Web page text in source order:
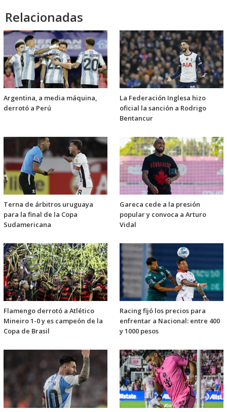
Relacionadas
Argentina, a media máquina,
derrotó a Perú
La Federación Inglesa hizo
oficial la sanción a Rodrigo
Bentancur
Terna de árbitros uruguaya
para la final de la Copa
Sudamericana
Gareca cede a la presión
popular y convoca a Arturo
Vidal
Flamengo derrotó a Atlético
Mineiro 1-0 y es campeón de la
Copa de Brasil
Racing fijó los precios para
enfrentar a Nacional: entre 400
y 1000 pesos